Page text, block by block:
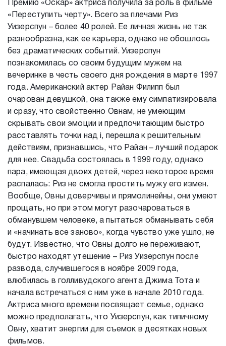
Премию «Оскар» актриса получила за роль в фильме
«Переступить черту». Всего за плечами Риз
Уизерспун – более 40 ролей. Ее личная жизнь не так
разнообразна, как ее карьера, однако не обошлось
без драматических событий. Уизерспун
познакомилась со своим будущим мужем на
вечеринке в честь своего дня рождения в марте 1997
года. Американский актер Райан Филипп был
очарован девушкой, она также ему симпатизировала
и сразу, что свойственно Овнам, не умеющим
скрывать свои эмоции и предпочитающим быстро
расставлять точки над i, перешла к решительным
действиям, признавшись, что Райан – лучший подарок
для нее. Свадьба состоялась в 1999 году, однако
пара, имеющая двоих детей, через некоторое время
распалась: Риз не смогла простить мужу его измен.
Вообще, Овны доверчивы и прямолинейны, они умеют
прощать, но при этом могут разочароваться в
обманувшем человеке, а пытаться обманывать себя
и «начинать все заново», когда чувство уже ушло, не
будут. Известно, что Овны долго не переживают,
быстро находят утешение – Риз Уизерспун после
развода, случившегося в ноябре 2009 года,
влюбилась в голливудского агента Джима Тота и
начала встречаться с ним уже в начале 2010 года.
Актриса много времени посвящает семье, однако
можно предполагать, что Уизерспун, как типичному
Овну, хватит энергии для съемок в десятках новых
фильмов.